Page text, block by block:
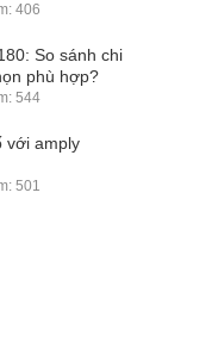
406
So sánh chi
phù hợp?
544
với amply
501